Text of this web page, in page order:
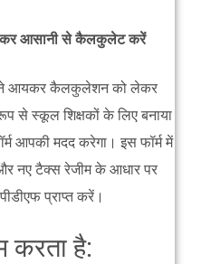
आसानी से कैलकुलेट करें
आयकर कैलकुलेशन को लेकर
से स्कूल शिक्षकों के लिए बनाया
आपकी मदद करेगा। इस फॉर्म में
नए टैक्स रेजीम के आधार पर
प्राप्त करें।
करता है: